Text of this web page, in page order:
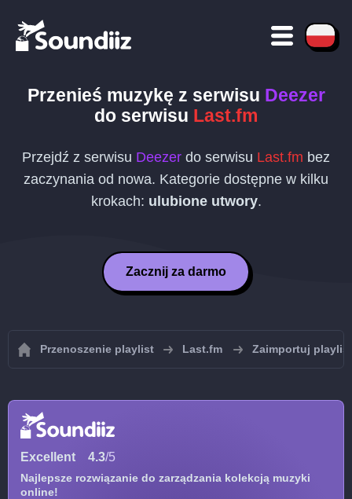
Przenieś muzykę z serwisu Deezer
do serwisu Last.fm
Przejdź z serwisu Deezer do serwisu Last.fm bez
zaczynania od nowa. Kategorie dostępne w kilku
krokach: ulubione utwory.
Zacznij za darmo
Przenoszenie playlist Last.fm Zaimportuj
Excellent 4.3/5
Najlepsze rozwiązanie do zarządzania kolekcją muzyki
online!